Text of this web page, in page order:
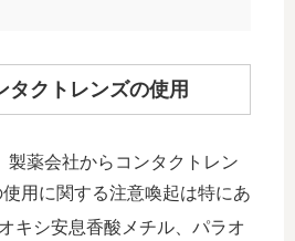
タクトレンズの使用
製薬会社からコンタクトレン
用に関する注意喚起は特にあ
オキシ安息香酸メチル、パラオ